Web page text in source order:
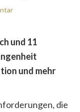
und 11
und mehr
die